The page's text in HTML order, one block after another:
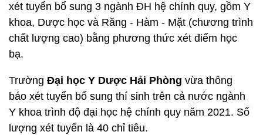
xét tuyển bổ sung 3 ngành ĐH hệ chính quy, gồm Y
khoa, Dược học và Răng - Hàm - Mặt (chương trình
chất lượng cao) bằng phương thức xét điểm học
bạ.
Trường Đại học Y Dược Hải Phòng vừa thông
báo xét tuyển bổ sung thí sinh trên cả nước ngành
Y khoa trình độ đại học hệ chính quy năm 2021. Số
lượng xét tuyển là 40 chỉ tiêu.